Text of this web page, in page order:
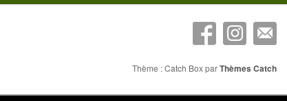
Thème : Catch Box parThèmes Catch